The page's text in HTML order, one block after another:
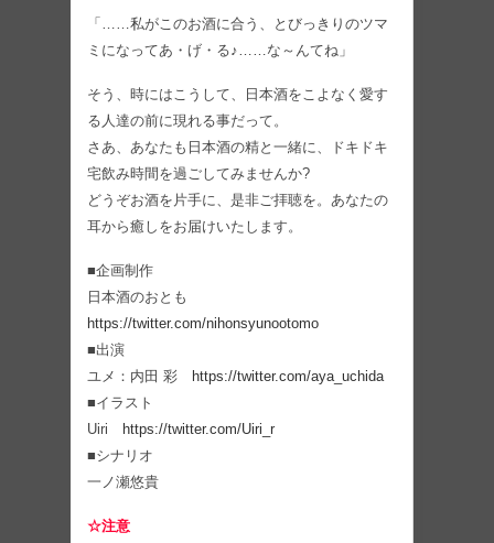
「……私がこのお酒に合う、とびっきりのツマ
ミになってあ・げ・る♪……な～んてね」
そう、時にはこうして、日本酒をこよなく愛す
る人達の前に現れる事だって。
さあ、あなたも日本酒の精と一緒に、ドキドキ
宅飲み時間を過ごしてみませんか?
どうぞお酒を片手に、是非ご拝聴を。あなたの
耳から癒しをお届けいたします。
■企画制作
日本酒のおとも
https://twitter.com/nihonsyunootomo
■出演
ユメ：内田 彩
https://twitter.com/aya_uchida
■イラスト
Uiri
https://twitter.com/Uiri_r
■シナリオ
一ノ瀬悠貴
☆注意